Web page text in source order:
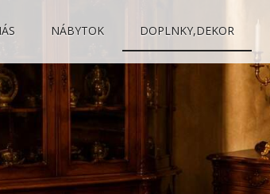
NÁBYTOK DOPLNKY,DEKOR